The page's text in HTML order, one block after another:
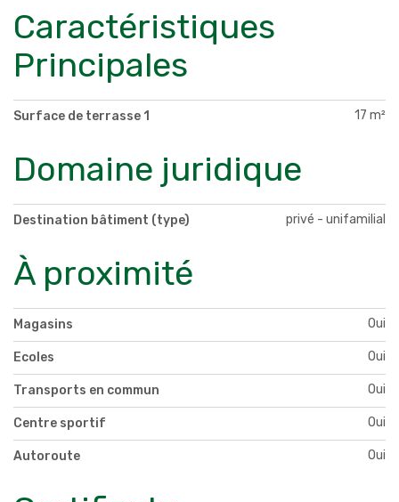
Caractéristiques
Principales
Surface de terrasse 1 17 m²
Domaine juridique
Destination bâtiment (type) privé - unifamilial
À proximité
Magasins Oui
Ecoles Oui
Transports en commun Oui
Centre sportif Oui
Autoroute Oui